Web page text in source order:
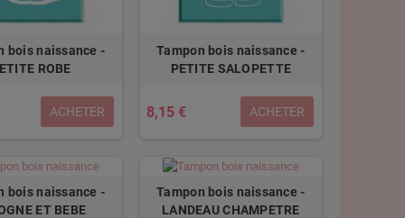
bois naissance -
ROBE
ACHETER
Tampon bois naissance -
PETITE SALOPETTE
8,15 € ACHETER
bois naissance -
ET BEBE
Tampon bois naissance -
LANDEAU CHAMPETRE